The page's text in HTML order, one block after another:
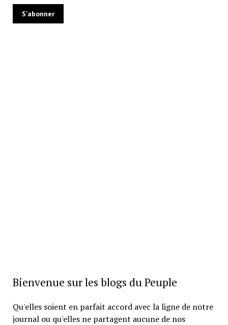
Bienvenue sur les blogs du Peuple
Qu'elles soient en parfait accord avec la ligne de notre
journal ou qu'elles ne partagent aucune de nos